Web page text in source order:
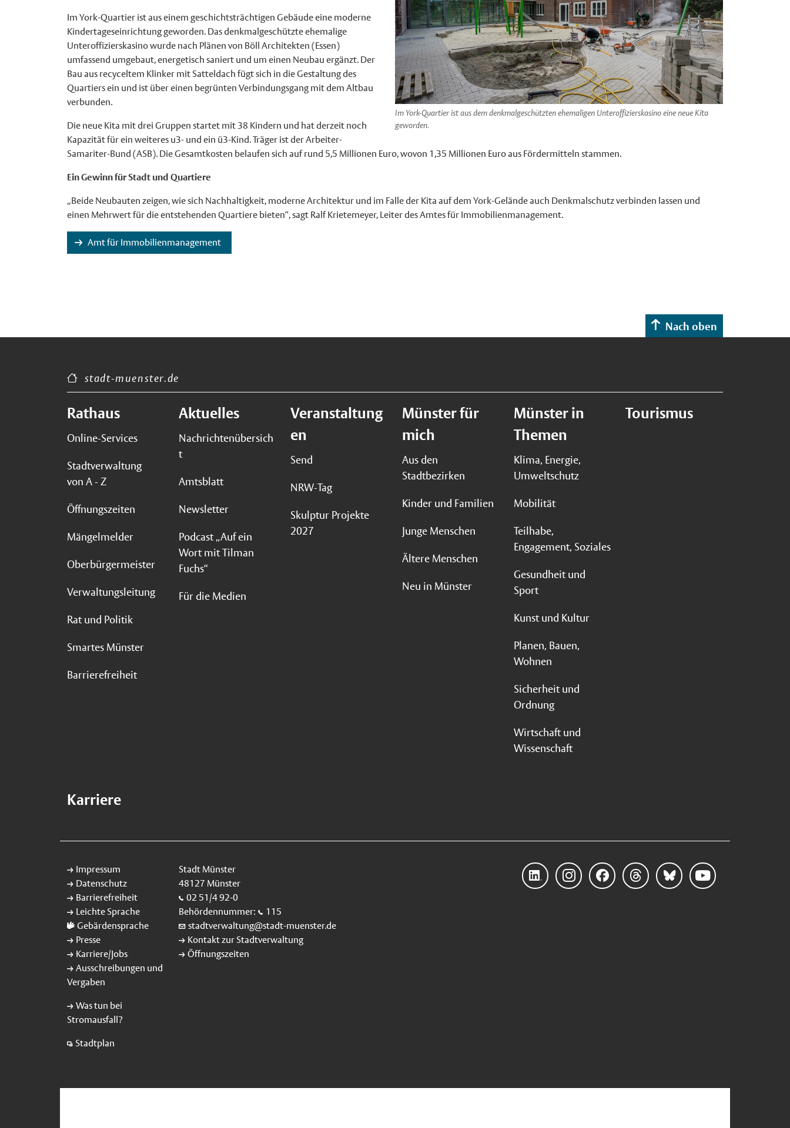
Im York-Quartier ist aus dem denkmalgeschützten ehemaligen Unteroffizierskasino eine neue Kita
geworden.
Im York-Quartier ist aus einem geschichtsträchtigen Gebäude eine moderne
Kindertageseinrichtung geworden. Das denkmalgeschützte ehemalige
Unteroffizierskasino wurde nach Plänen von Böll Architekten (Essen)
umfassend umgebaut, energetisch saniert und um einen Neubau ergänzt. Der
Bau aus recyceltem Klinker mit Satteldach fügt sich in die Gestaltung des
Quartiers ein und ist über einen begrünten Verbindungsgang mit dem Altbau
verbunden.
Die neue Kita mit drei Gruppen startet mit 38 Kindern und hat derzeit noch
Kapazität für ein weiteres u3- und ein ü3-Kind. Träger ist der Arbeiter-
Samariter-Bund (ASB). Die Gesamtkosten belaufen sich auf rund 5,5 Millionen Euro, wovon 1,35 Millionen Euro aus Fördermitteln stammen.
Ein Gewinn für Stadt und Quartiere
„Beide Neubauten zeigen, wie sich Nachhaltigkeit, moderne Architektur und im Falle der Kita auf dem York-Gelände auch Denkmalschutz verbinden lassen und
einen Mehrwert für die entstehenden Quartiere bieten“, sagt Ralf Krietemeyer, Leiter des Amtes für Immobilienmanagement.
Amt für Immobilienmanagement
Nach oben
stadt-muenster.de
Rathaus
Online-Services
Stadtverwaltung
von A - Z
Öffnungszeiten
Mängelmelder
Oberbürgermeister
Verwaltungsleitung
Rat und Politik
Smartes Münster
Barrierefreiheit
Aktuelles
Nachrichtenübersich
t
Amtsblatt
Newsletter
Podcast „Auf ein
Wort mit Tilman
Fuchs“
Für die Medien
Veranstaltung
en
Send
NRW-Tag
Skulptur Projekte
2027
Münster für
mich
Aus den
Stadtbezirken
Kinder und Familien
Junge Menschen
Ältere Menschen
Neu in Münster
Münster in
Themen
Klima, Energie,
Umweltschutz
Mobilität
Teilhabe,
Engagement, Soziales
Gesundheit und
Sport
Kunst und Kultur
Planen, Bauen,
Wohnen
Sicherheit und
Ordnung
Wirtschaft und
Wissenschaft
Tourismus
Karriere
Impressum
Datenschutz
Barrierefreiheit
Leichte Sprache
Gebärdensprache
Presse
Karriere/Jobs
Ausschreibungen und
Vergaben
Was tun bei
Stromausfall?
Stadtplan
Stadt Münster
48127 Münster
02 51/4 92-0
Behördennummer:
115
stadtverwaltung@stadt-muenster.de
Kontakt zur Stadtverwaltung
Öffnungszeiten